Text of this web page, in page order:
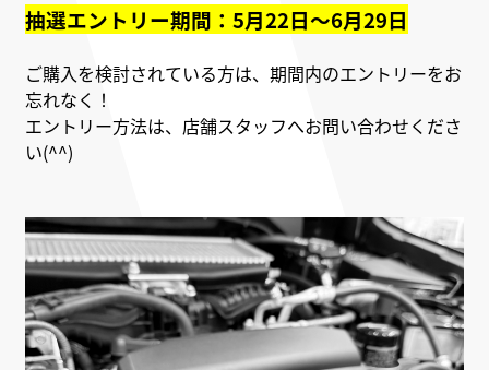
抽選エントリー期間：5月22日～6月29日
ご購入を検討されている方は、期間内のエントリーをお
忘れなく！
エントリー方法は、店舗スタッフへお問い合わせくださ
い(^^)